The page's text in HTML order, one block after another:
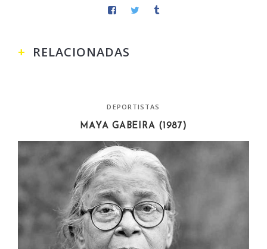
RELACIONADAS
DEPORTISTAS
MAYA GABEIRA (1987)